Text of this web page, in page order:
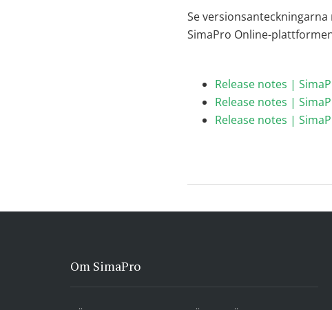
Se
SimaPro Online-
Release notes |
Release notes |
Release notes |
Om SimaPro